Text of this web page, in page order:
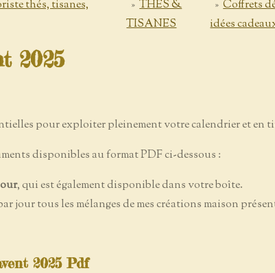
thés, tisanes,
» THES &
TISANES
» Coffrets
idées
2025
pour exploiter pleinement votre calendrier et en
disponibles au format PDF ci-dessous :
, qui est également disponible dans votre boîte.
jour tous les mélanges de mes créations maison
2025 Pdf